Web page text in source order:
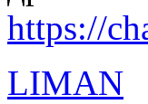
https://
LIMAN